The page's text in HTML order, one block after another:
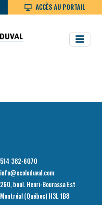
ACCÈS AU PORTAIL
514 382-6070
info@ecoleduval.com
260, boul. Henri-Bourassa Est
Montréal (Québec) H3L 1B8